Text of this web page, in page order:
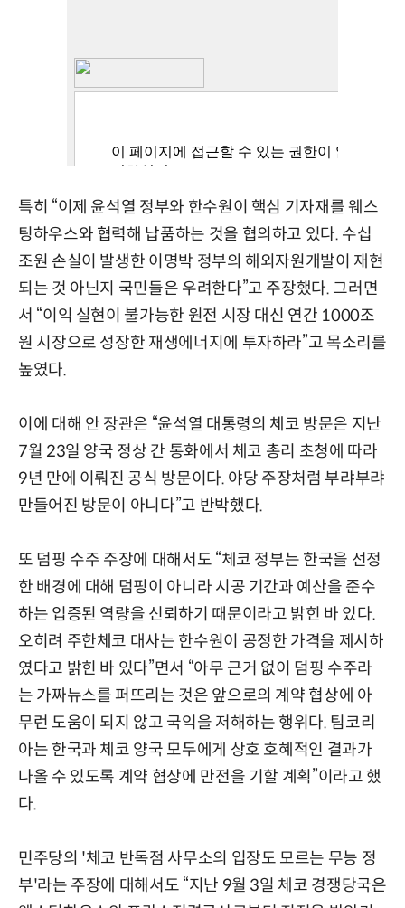
특히 “이제 윤석열 정부와 한수원이 핵심 기자재를 웨스
팅하우스와 협력해 납품하는 것을 협의하고 있다. 수십
조원 손실이 발생한 이명박 정부의 해외자원개발이 재현
되는 것 아닌지 국민들은 우려한다”고 주장했다. 그러면
서 “이익 실현이 불가능한 원전 시장 대신 연간 1000조
원 시장으로 성장한 재생에너지에 투자하라”고 목소리를
높였다.
이에 대해 안 장관은 “윤석열 대통령의 체코 방문은 지난
7월 23일 양국 정상 간 통화에서 체코 총리 초청에 따라
9년 만에 이뤄진 공식 방문이다. 야당 주장처럼 부랴부랴
만들어진 방문이 아니다”고 반박했다.
또 덤핑 수주 주장에 대해서도 “체코 정부는 한국을 선정
한 배경에 대해 덤핑이 아니라 시공 기간과 예산을 준수
하는 입증된 역량을 신뢰하기 때문이라고 밝힌 바 있다.
오히려 주한체코 대사는 한수원이 공정한 가격을 제시하
였다고 밝힌 바 있다”면서 “아무 근거 없이 덤핑 수주라
는 가짜뉴스를 퍼뜨리는 것은 앞으로의 계약 협상에 아
무런 도움이 되지 않고 국익을 저해하는 행위다. 팀코리
아는 한국과 체코 양국 모두에게 상호 호혜적인 결과가
나올 수 있도록 계약 협상에 만전을 기할 계획”이라고 했
다.
민주당의 '체코 반독점 사무소의 입장도 모르는 무능 정
부'라는 주장에 대해서도 “지난 9월 3일 체코 경쟁당국은